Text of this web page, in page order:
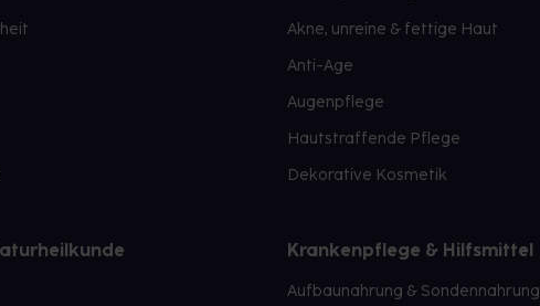
Akne, unreine & fettige Haut
Anti-Age
Augenpflege
Hautstraffende Pflege
Dekorative Kosmetik
Krankenpflege & Hilfsmittel
Aufbaunahrung & Sondennahrung